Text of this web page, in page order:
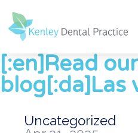
[:en]Read our
blog[:da]Las
Uncategorized